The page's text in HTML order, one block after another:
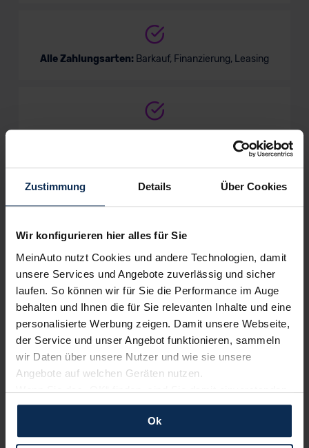
Zustimmung Details Über Cookies
Wir konfigurieren hier alles für Sie
MeinAuto nutzt Cookies und andere Technologien, damit
unsere Services und Angebote zuverlässig und sicher
laufen. So können wir für Sie die Performance im Auge
behalten und Ihnen die für Sie relevanten Inhalte und eine
personalisierte Werbung zeigen. Damit unsere Webseite,
der Service und unser Angebot funktionieren, sammeln
wir Daten über unsere Nutzer und wie sie unsere
Angebote auf welchen Geräten nutzen.
Wenn Sie das „OK“ finden, sind Sie damit einverstanden
und erlauben uns Cookies für unseren Service zu
verwenden und diese Daten an Dritte weiterzugeben,
etwa an unsere Marketingpartner. Falls Sie dem nicht
Ok
Alle Zahlungsarten: Barkauf, Finanzierung, Leasing
Kundenzufriedenheit!
MeinAuto.de hat langjährige Erfahrungen auf dem
Neuwagenmarkt in Deutschland. Unsere Kunden haben
dadurch ihr Wunschauto zum Top-Rabatt erhalten und
bewerten unsere Arbeit positiv.
Sehen Sie sich unsere Bewertungen an: